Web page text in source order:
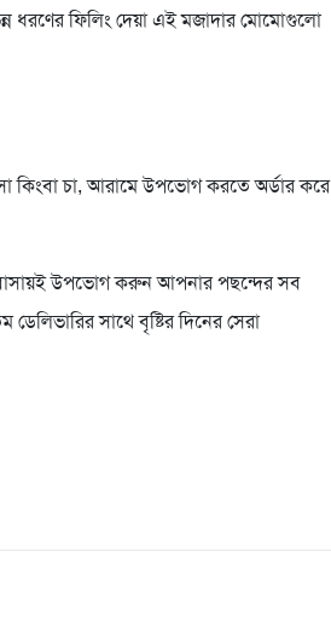
ধরণের ফিলিং দেয়া এই মজাদার মোমোগুলো
কিংবা চা, আরামে উপভোগ করতে অর্ডার করে
বাসায়ই উপভোগ করুন আপনার পছন্দের সব
সাথে বৃষ্টির দিনের সেরা